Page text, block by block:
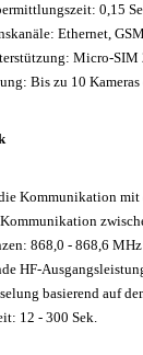
0,15
Ethernet,
Micro-SIM
Bis zu 10
Kommunikation
868,0 - 868,6 MHz
HF-
basierend auf
12 - 300 Sek.